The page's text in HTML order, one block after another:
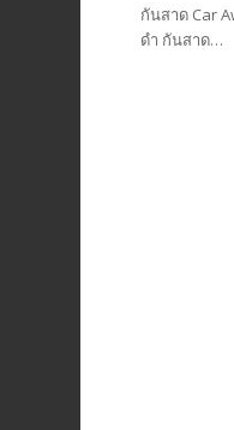
กันสาด Car
ดำ กันสาด…